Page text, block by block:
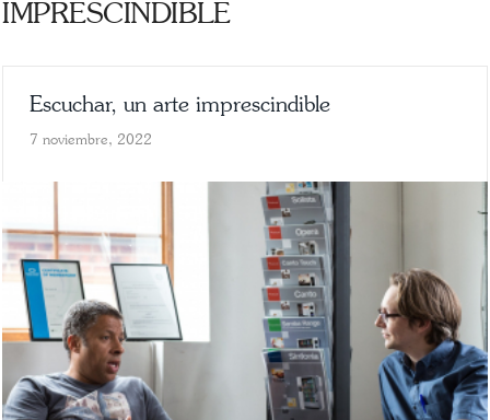
IMPRESCINDIBLE
Escuchar, un arte imprescindible
7 noviembre, 2022